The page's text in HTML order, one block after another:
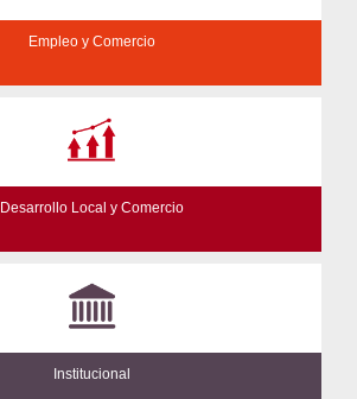
Empleo y Comercio
Desarrollo Local y Comercio
Institucional